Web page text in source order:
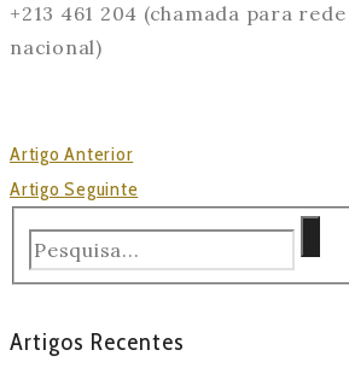
+213 461 204 (chamada para
nacional)
Artigo Anterior
Artigo Seguinte
Artigos Recentes